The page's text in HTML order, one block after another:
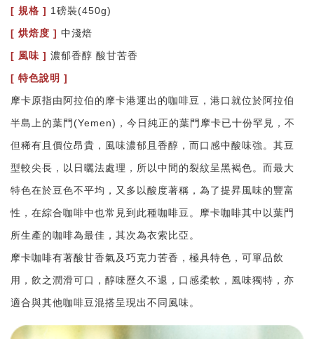
[ 規格 ] 1磅裝(450g)
[ 烘焙度 ] 中淺焙
[ 風味 ] 濃郁香醇 酸甘苦香
[ 特色說明 ]
摩卡原指由阿拉伯的摩卡港運出的咖啡豆，港口就位於阿拉伯
半島上的葉門(Yemen)，今日純正的葉門摩卡已十份罕見，不
但稀有且價位昂貴，風味濃郁且香醇，而口感中酸味強。其豆
型較尖長，以日曬法處理，所以中間的裂紋呈黑褐色。而最大
特色在於豆色不平均，又多以酸度著稱，為了提昇風味的豐富
性，在綜合咖啡中也常見到此種咖啡豆。摩卡咖啡其中以葉門
所生產的咖啡為最佳，其次為衣索比亞。
摩卡咖啡有著酸甘香氣及巧克力苦香，極具特色，可單品飲
用，飲之潤滑可口，醇味歷久不退，口感柔軟，風味獨特，亦
適合與其他咖啡豆混搭呈現出不同風味。